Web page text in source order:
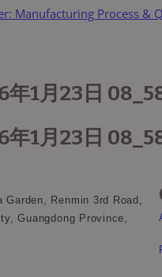
Manufacturing Process &
1月23日
1月23日
Garden, Renmin 3rd Road,
Guangdong Province,